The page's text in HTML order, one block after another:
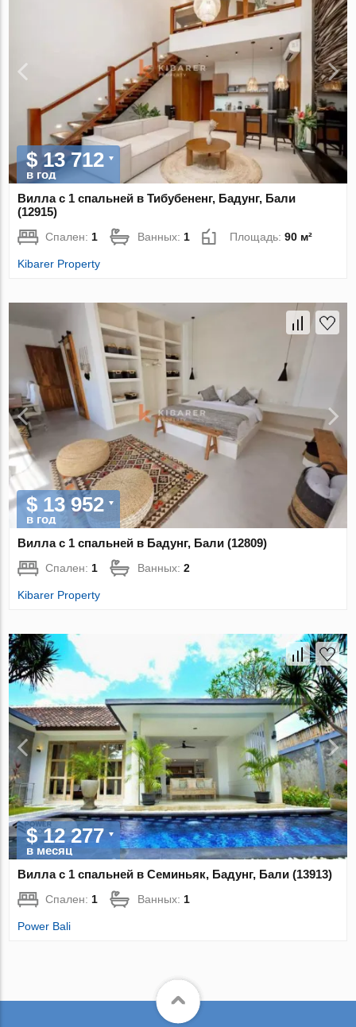
$ 13 712
в год
Вилла с 1 спальней в Тибубененг, Бадунг, Бали
(12915)
Спален: 1 Ванных: 1 Площадь:90 м²
Kibarer Property
$ 13 952
в год
Вилла с 1 спальней в Бадунг, Бали (12809)
Спален: 1 Ванных:2
Kibarer Property
$ 12 277
в месяц
Вилла с 1 спальней в Семиньяк, Бадунг, Бали (13913)
Спален: 1 Ванных: 1
Power Bali